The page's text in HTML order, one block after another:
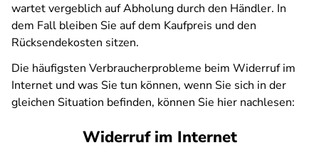
wartet vergeblich auf Abholung durch den Händler. In
dem Fall bleiben Sie auf dem Kaufpreis und den
Rücksendekosten sitzen.
Die häufigsten Verbraucherprobleme beim Widerruf im
Internet und was Sie tun können, wenn Sie sich in der
gleichen Situation befinden, können Sie hier nachlesen:
Widerruf im Internet